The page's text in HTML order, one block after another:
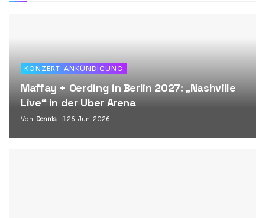
KONZERT-ANKÜNDIGUNG
Maffay + Oerding in Berlin 2027: „Nashville
Live“ in der Uber Arena
Von Dennis 26. Juni 2026